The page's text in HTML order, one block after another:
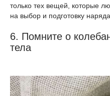
только тех вещей, которые
на выбор и подготовку
6. Помните о
тела